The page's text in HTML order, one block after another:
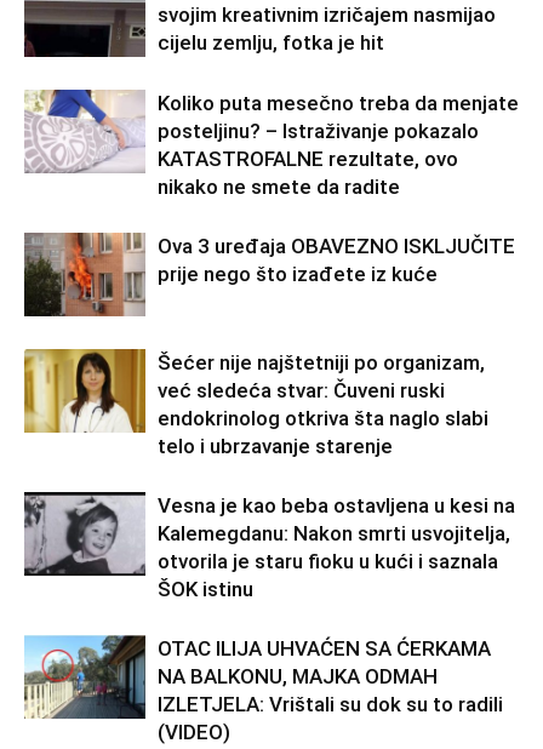
svojim kreativnim izričajem nasmijao
cijelu zemlju, fotka je hit
Koliko puta mesečno treba da menjate
posteljinu? – Istraživanje pokazalo
KATASTROFALNE rezultate, ovo
nikako ne smete da radite
Ova 3 uređaja OBAVEZNO ISKLJUČITE
prije nego što izađete iz kuće
Šećer nije najštetniji po organizam,
već sledeća stvar: Čuveni ruski
endokrinolog otkriva šta naglo slabi
telo i ubrzavanje starenje
Vesna je kao beba ostavljena u kesi na
Kalemegdanu: Nakon smrti usvojitelja,
otvorila je staru fioku u kući i saznala
ŠOK istinu
OTAC ILIJA UHVAĆEN SA ĆERKAMA
NA BALKONU, MAJKA ODMAH
IZLETJELA: Vrištali su dok su to radili
(VIDEO)